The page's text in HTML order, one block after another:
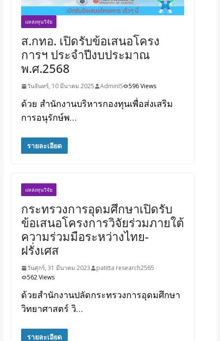
แหล่งทุนวิจัย
ส.กทอ. เปิดรับข้อเสนอโครง
การฯ ประจำปีงบประมาณ
พ.ศ.2568
วันจันทร์, 10 มีนาคม 2025 AdminIS 596 Views
ด้วย สำนักงานบริหารกองทุนเพื่อส่งเสริม
การอนุรักษ์พ…
รายละเอียด
แหล่งทุนวิจัย
กระทรวงการอุดมศึกษาเปิดรับ
ข้อเสนอโครงการวิจัยร่วมภายใต้
ความร่วมมือระหว่างไทย-
ฝรั่งเศส
วันศุกร์, 31 มีนาคม 2023
patitta research2565
562 Views
ด้วยสำนักงานปลัดกระทรวงการอุดมศึกษา
วิทยาศาสตร์ วิ…
รายละเอียด